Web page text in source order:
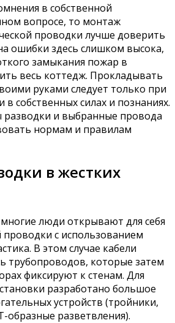
в собственной
вопросе, то монтаж
проводки лучше доверить
ошибки здесь слишком высока,
замыкания пожар в
весь коттедж. Прокладывать
руками следует только при
в собственных силах и познаниях.
разводки и выбранные провода
нормам и правилам
в жестких
люди открывают для себя
с использованием
В этом случае кабели
трубопроводов, которые затем
фиксируют к стенам. Для
разработано большое
устройств (тройники,
образные разветвления).